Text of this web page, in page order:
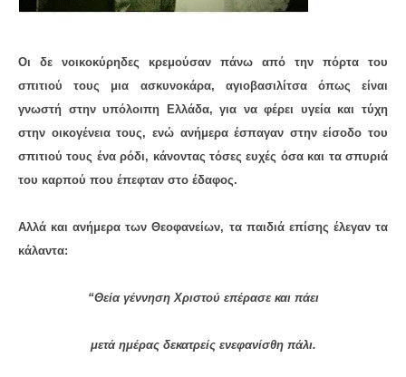
Οι δε νοικοκύρηδες κρεμούσαν πάνω από την πόρτα του
σπιτιού τους μια ασκυνοκάρα, αγιοβασιλίτσα όπως είναι
γνωστή στην υπόλοιπη Ελλάδα, για να φέρει υγεία και τύχη
στην οικογένεια τους, ενώ ανήμερα έσπαγαν στην είσοδο του
σπιτιού τους ένα ρόδι, κάνοντας τόσες ευχές όσα και τα σπυριά
του καρπού που έπεφταν στο έδαφος.
Αλλά και ανήμερα των Θεοφανείων, τα παιδιά επίσης έλεγαν τα
κάλαντα:
“Θεία γέννηση Χριστού επέρασε και πάει
μετά ημέρας δεκατρείς ενεφανίσθη πάλι.